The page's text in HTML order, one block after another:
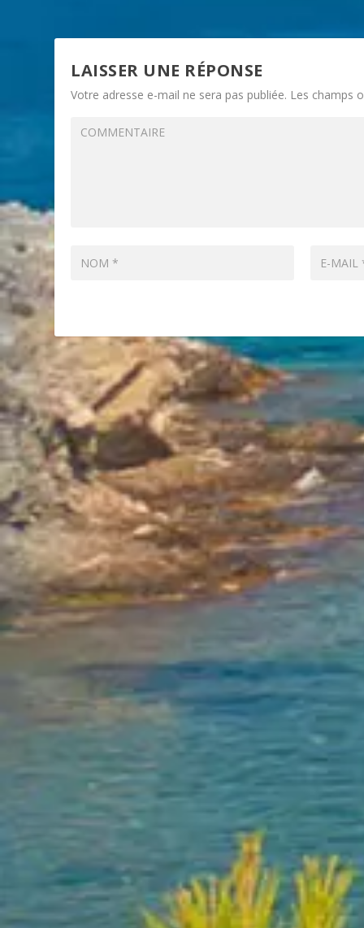
LAISSER UNE RÉPONSE
Votre adresse e-mail ne sera pas publiée. Les champs